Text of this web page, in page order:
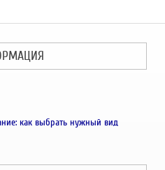
как выбрать нужный вид